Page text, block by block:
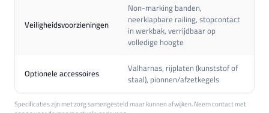
Veiligheidsvoorzieningen
Non-marking banden,
neerklapbare railing, stopcontact
in werkbak, verrijdbaar op
volledige hoogte
Optionele accessoires Valharnas, rijplaten (kunststof of
staal), pionnen/afzetkegels
Specificaties zijn met zorg samengesteld maar kunnen afwijken. Neem contact met